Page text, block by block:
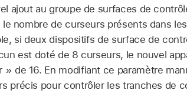
ajout au groupe de surfaces de
nombre de curseurs présents dans
si deux dispositifs de surface de
est doté de 8 curseurs, le nouvel
» de 16. En modifiant ce paramètre
précis pour contrôler les tranches de